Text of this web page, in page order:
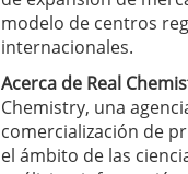
modelo de centros
internacionales.
Acerca de Real
Chemistry, una
comercialización de
el ámbito de las